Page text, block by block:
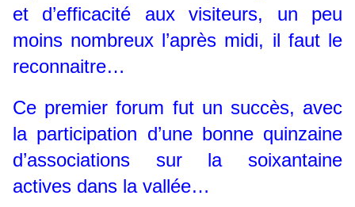
et d’efficacité aux visiteurs, un peu
moins nombreux l’après midi, il faut le
reconnaitre…
Ce premier forum fut un succès, avec
la participation d’une bonne quinzaine
d’associations sur la soixantaine
actives dans la vallée…